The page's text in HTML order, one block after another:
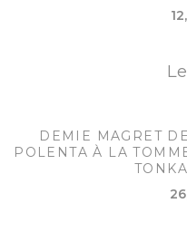
DEMIE MAGRET
POLENTA À LA